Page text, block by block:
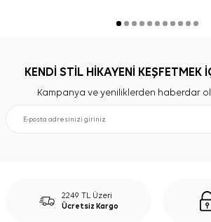
KENDİ STİL HİKAYENİ KEŞFETMEK
Kampanya ve yeniliklerden haberdar
2249 TL Üzeri
Ücretsiz Kargo